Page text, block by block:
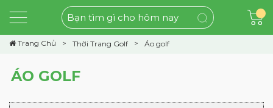
Trang Chủ Thời Trang Golf Áo golf
ÁO GOLF